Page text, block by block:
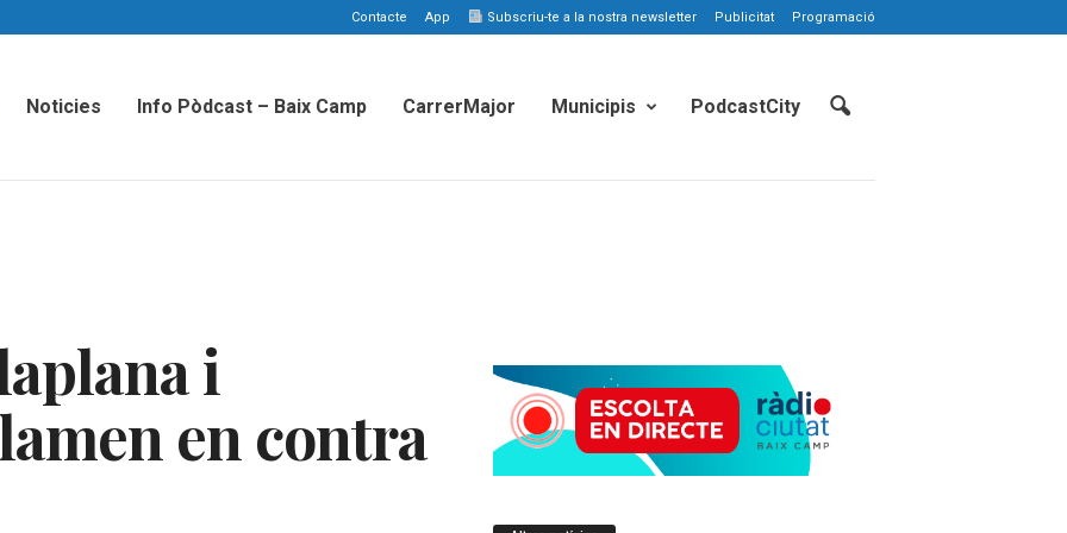
Contacte App Subscriu-te a la nostra newsletter Publicitat Programació
Noticies Info Pòdcast – Baix Camp CarrerMajor Municipis PodcastCity
i
en contra